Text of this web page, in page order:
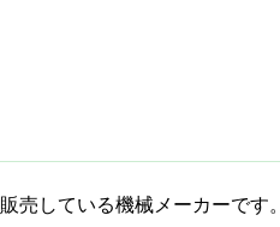
売している機械メーカーです。